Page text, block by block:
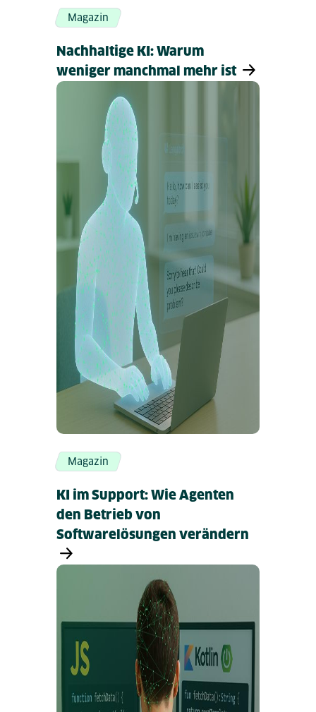
Magazin
Nachhaltige KI: Warum
weniger manchmal mehr ist
Magazin
KI im Support: Wie Agenten
den Betrieb von
Softwarelösungen verändern